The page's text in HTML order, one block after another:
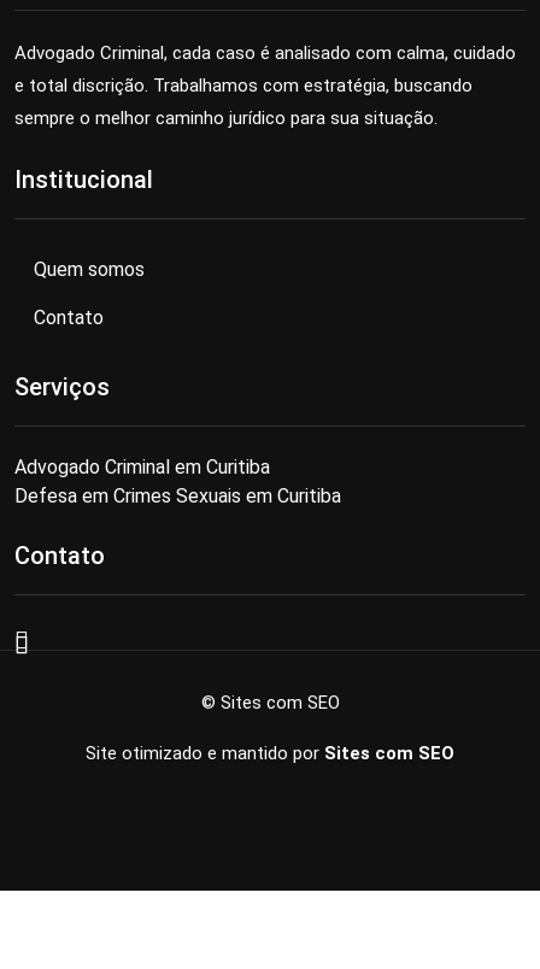
Advogado Criminal, cada caso é analisado com calma, cuidado
e total discrição. Trabalhamos com estratégia, buscando
sempre o melhor caminho jurídico para sua situação.
Institucional
Quem somos
Contato
Serviços
Advogado Criminal em Curitiba
Defesa em Crimes Sexuais em Curitiba
Contato
© Sites com SEO
Site otimizado e mantido por Sites com SEO